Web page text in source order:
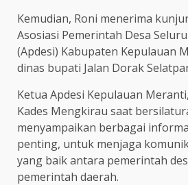
Kemudian, Roni menerima
Asosiasi Pemerintah Desa
(Apdesi) Kabupaten Kepulauan
dinas bupati Jalan Dorak
Ketua Apdesi Kepulauan
Kades Mengkirau saat
menyampaikan berbagai
penting, untuk menjaga
yang baik antara pemerintah
pemerintah daerah.